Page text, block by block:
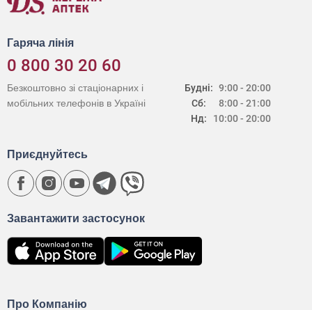
Гаряча лінія
0 800 30 20 60
Будні:
Сб:
Нд:
9:00 - 20:00
8:00 - 21:00
10:00 - 20:00
Безкоштовно зі стаціонарних і
мобільних телефонів в Україні
Про Компанію
Завантажити застосунок
Приєднуйтесь